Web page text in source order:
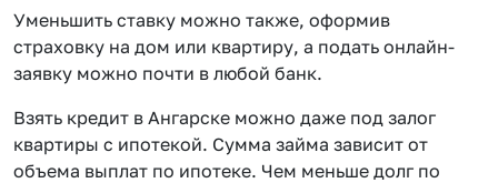
Уменьшить ставку можно также, оформив
страховку на дом или квартиру, а подать онлайн-
заявку можно почти в любой банк.
Взять кредит в Ангарске можно даже под залог
квартиры с ипотекой. Сумма займа зависит от
объема выплат по ипотеке. Чем меньше долг по